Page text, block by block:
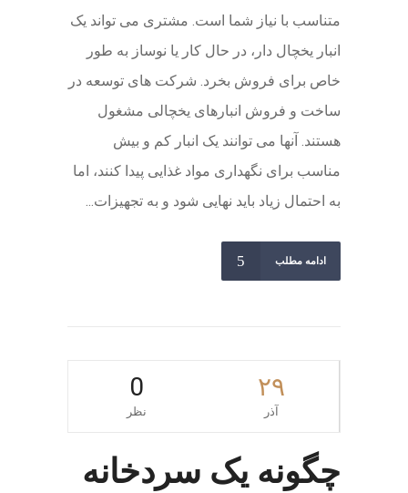
متناسب با نیاز شما است. مشتری می تواند یک
انبار یخچال دار، در حال کار یا نوساز به طور
خاص برای فروش بخرد. شرکت های توسعه در
ساخت و فروش انبارهای یخچالی مشغول
هستند. آنها می توانند یک انبار کم و بیش
مناسب برای نگهداری مواد غذایی پیدا کنند، اما
به احتمال زیاد باید نهایی شود و به تجهیزات...
ادامه مطلب
۲۹
آذر
0
نظر
چگونه یک سردخانه